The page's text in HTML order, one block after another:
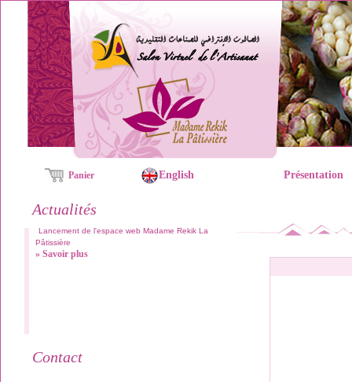
Panier English Présentation
Actualités
Contact